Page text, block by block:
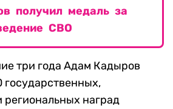
получил медаль за
СВО
три года Адам Кадыров
государственных,
наград